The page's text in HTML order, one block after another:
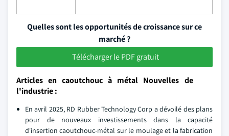
Quelles sont les opportunités de croissance sur ce
marché ?
Télécharger le PDF gratuit
Articles en caoutchouc à métal Nouvelles de
l'industrie :
En avril 2025, RD Rubber Technology Corp a dévoilé des plans
pour de nouveaux investissements dans la capacité
d'insertion caoutchouc-métal sur le moulage et la fabrication